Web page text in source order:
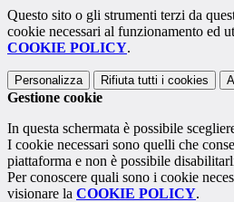
Questo sito o gli strumenti terzi da
cookie necessari al funzionamento ed
COOKIE POLICY.
Personalizza Rifiuta tutti i cookies
Gestione cookie
In questa schermata è possibile
I cookie necessari sono quelli che
piattaforma e non è possibile
Per conoscere quali sono i cookie
visionare la COOKIE POLICY.